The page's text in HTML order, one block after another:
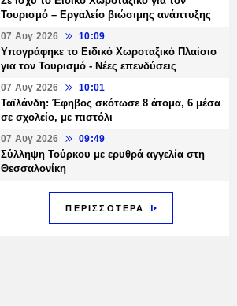
Τουρισμό – Εργαλείο βιώσιμης ανάπτυξης
07 Αυγ 2026 10:09
Υπογράφηκε το Ειδικό Χωροταξικό Πλαίσιο
για τον Τουρισμό - Νέες επενδύσεις
07 Αυγ 2026 10:01
Ταϊλάνδη: Έφηβος σκότωσε 8 άτομα, 6 μέσα
σε σχολείο, με πιστόλι
07 Αυγ 2026 09:49
Σύλληψη Τούρκου με ερυθρά αγγελία στη
Θεσσαλονίκη
ΠΕΡΙΣΣΟΤΕΡΑ